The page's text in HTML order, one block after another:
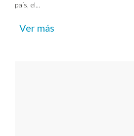
país, el...
Ver más